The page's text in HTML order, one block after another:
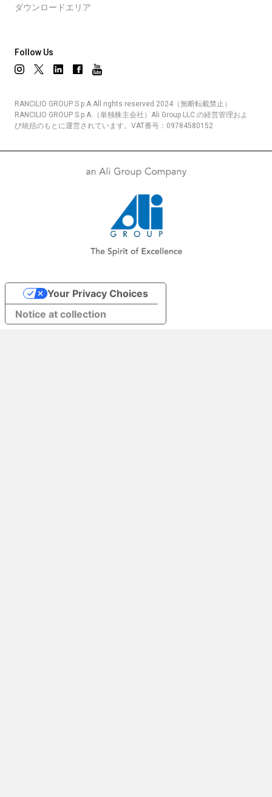
ダウンロードエリア
Follow Us
RANCILIO GROUP S.p.A.All rights reserved 2024（無断転載禁止）
RANCILIO GROUP S.p.A.（単独株主会社）Ali Group LLC の経営管理およ
び統括のもとに運営されています。VAT番号：09784580152
Notice at collection
Your Privacy Choices